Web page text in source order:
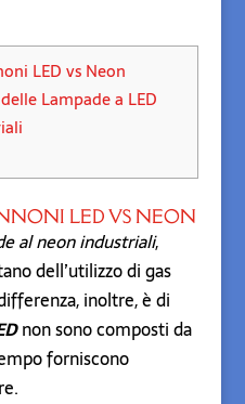
LED vs Neon
Lampade a LED
LED VS NEON
al neon industriali,
dell’utilizzo di gas
inoltre, è di
non sono composti da
forniscono